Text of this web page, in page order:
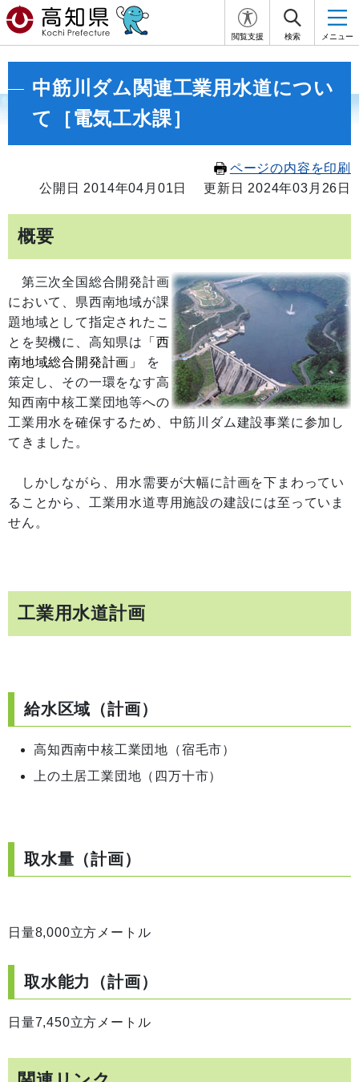
閲覧支援 検索 メニュー
中筋川ダム関連工業用水道につい
て［電気工水課］
ページの内容を印刷
公開日 2014年04月01日
更新日 2024年03月26日
概要
第三次全国総合開発計画
において、県西南地域が課
題地域として指定されたこ
とを契機に、高知県は
「西
南地域総合開発計画」
を
策定し、その一環をなす高
知西南中核工業団地等への
工業用水を確保するため、中筋川ダム建設事業に参加し
てきました。
しかしながら、用水需要が大幅に計画を下まわってい
ることから、工業用水道専用施設の建設には至っていま
せん。
工業用水道計画
給水区域（計画）
高知西南中核工業団地（宿毛市）
上の土居工業団地（四万十市）
取水量（計画）
日量8,000立方メートル
取水能力（計画）
日量7,450立方メートル